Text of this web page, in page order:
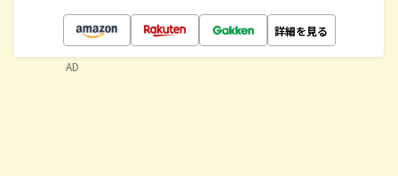
詳細を見る
AD